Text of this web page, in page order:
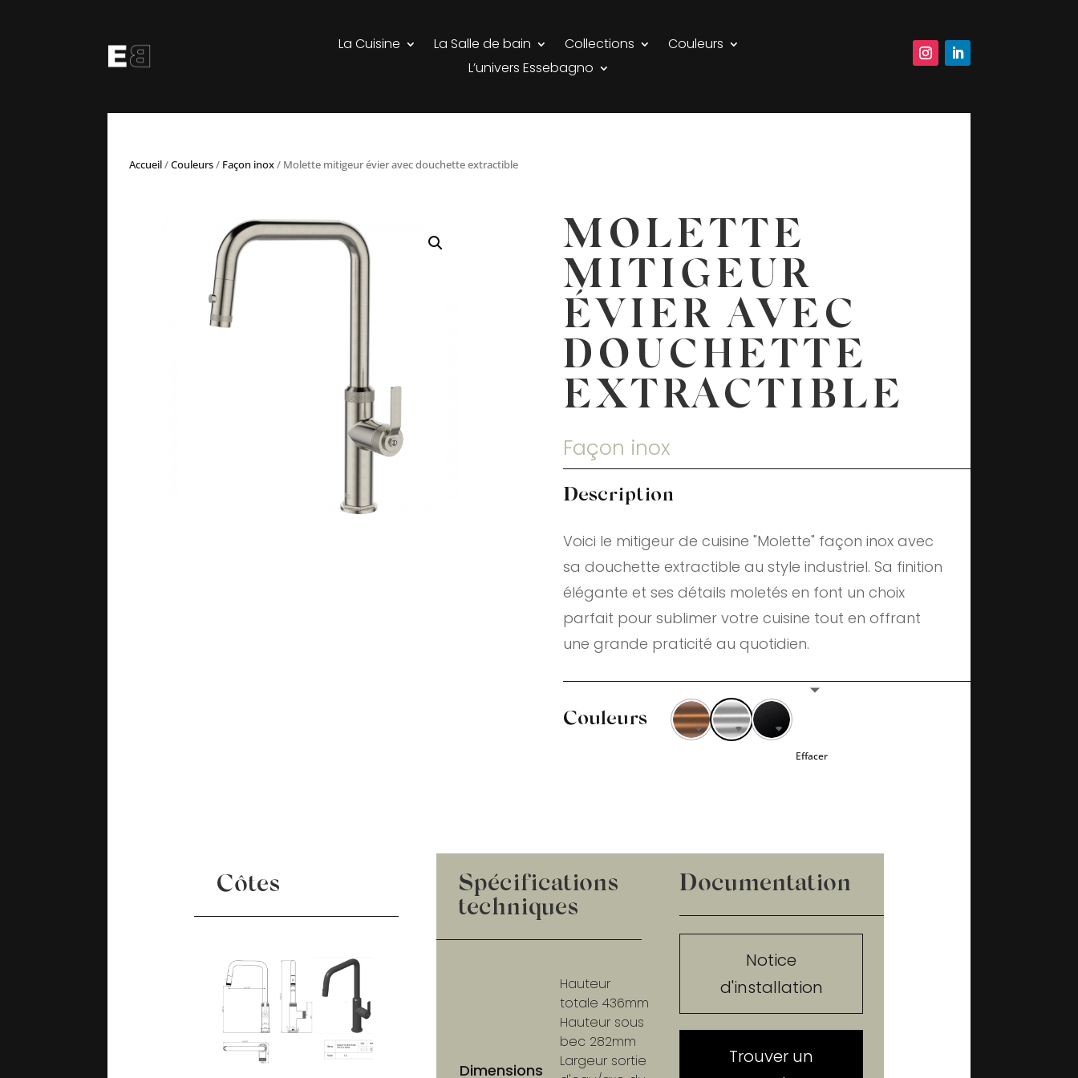
La Cuisine La Salle de bain Collections
Couleurs
L’univers Essebagno
Accueil/Couleurs/ Façon inox/ Molette mitigeur évier avec douchette extractible
MOLETTE
MITIGEUR
ÉVIER AVEC
DOUCHETTE
EXTRACTIBLE
Façon inox
Description
Voici le mitigeur de cuisine "Molette" façon inox avec
sa douchette extractible au style industriel. Sa finition
élégante et ses détails moletés en font un choix
parfait pour sublimer votre cuisine tout en offrant
une grande praticité au quotidien.
Couleurs
Effacer
Côtes
Spécifications
techniques
Dimensions
Hauteur
totale 436mm
Hauteur sous
bec 282mm
Largeur sortie
Documentation
Notice
d'installation
Trouver un